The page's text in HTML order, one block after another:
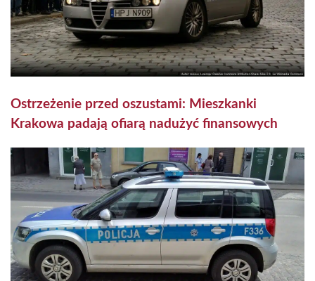
Ostrzeżenie przed oszustami: Mieszkanki
Krakowa padają ofiarą nadużyć finansowych